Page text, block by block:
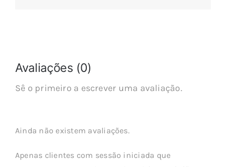
Avaliações (0)
Sê o primeiro a escrever uma avaliação.
Ainda não existem avaliações.
Apenas clientes com sessão iniciada que